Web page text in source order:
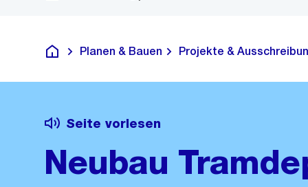
Deutsch
Planen & Bauen Projekte &
Seite vorlesen
Neubau